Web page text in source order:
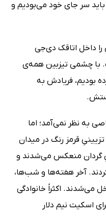
سر جای خود می‌بودیم و
را داخل اتاقک دی‌جی
با چشمی تیزبین همه‌ی
بودیم، فریادش به
به نظر نمی‌آمد؛ اما
تزیینیِ قرمز رنگ در میدان
گردان منعکس می‌شدند و
آخر هفته‌ها و شب‌ها،
می‌شدند. اکثراً خانوادگی
اسکیت نیم دلار